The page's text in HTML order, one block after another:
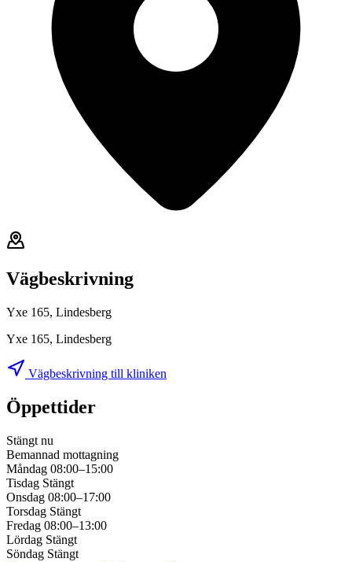
Vägbeskrivning
Yxe 165, Lindesberg
Yxe 165, Lindesberg
Vägbeskrivning till kliniken
Öppettider
Stängt nu
Bemannad mottagning
Måndag 08:00–15:00
Tisdag Stängt
Onsdag 08:00–17:00
Torsdag Stängt
Fredag 08:00–13:00
Lördag Stängt
Söndag Stängt